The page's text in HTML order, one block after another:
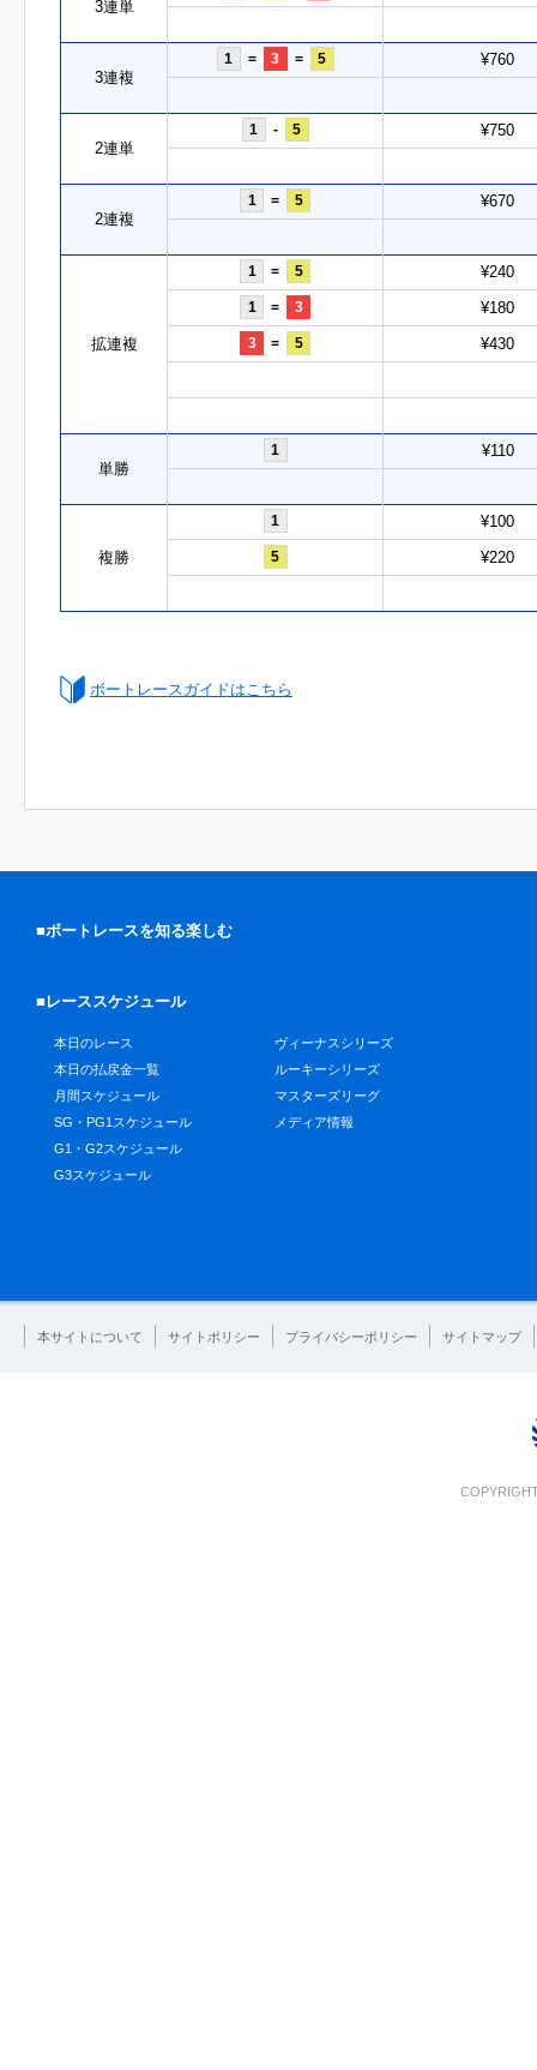
3連単
3連複
1 = 3 = 5 ¥760
2連単
1 - 5 ¥750
2連複
1 = 5 ¥670
拡連複
1 = 5 ¥240
1 = 3 ¥180
3 = 5 ¥430
単勝
1 ¥110
複勝
1 ¥100
5 ¥220
ボートレースガイドはこちら
■ボートレースを知る楽しむ
■レーススケジュール
本日のレース
本日の払戻金一覧
月間スケジュール
SG・PG1スケジュール
G1・G2スケジュール
G3スケジュール
ヴィーナスシリーズ
ルーキーシリーズ
マスターズリーグ
メディア情報
本サイトについて サイトポリシー プライバシーポリシー サイトマップ